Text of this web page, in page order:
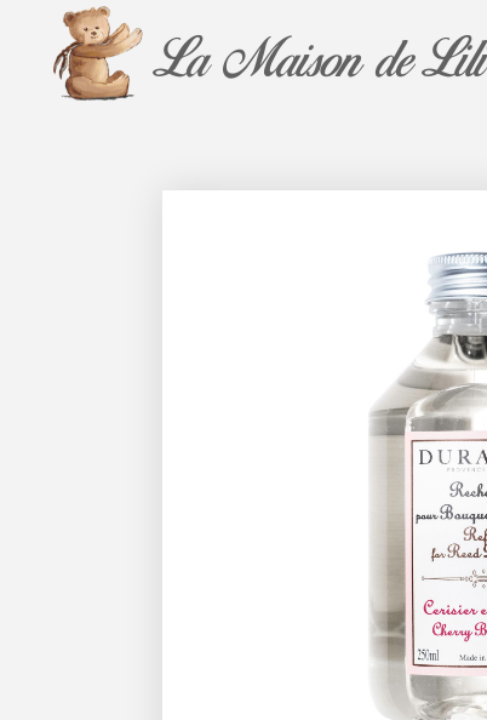
La Maison de Lili